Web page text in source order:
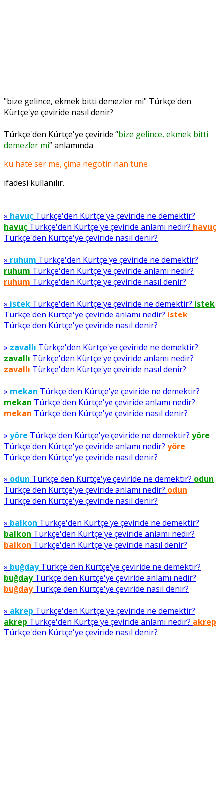
"bize gelince, ekmek bitti demezler mi" Türkçe'den
Kürtçe'ye çeviride nasıl denir?
Türkçe'den Kürtçe'ye çeviride “bize gelince, ekmek bitti
demezler mi” anlamında
ku hate ser me, çima negotin nan tune
ifadesi kullanılır.
» havuç Türkçe'den Kürtçe'ye çeviride ne demektir?
havuç Türkçe'den Kürtçe'ye çeviride anlamı nedir? havuç
Türkçe'den Kürtçe'ye çeviride nasıl denir?
» ruhum Türkçe'den Kürtçe'ye çeviride ne demektir?
ruhum Türkçe'den Kürtçe'ye çeviride anlamı nedir?
ruhum Türkçe'den Kürtçe'ye çeviride nasıl denir?
» istek Türkçe'den Kürtçe'ye çeviride ne demektir? istek
Türkçe'den Kürtçe'ye çeviride anlamı nedir? istek
Türkçe'den Kürtçe'ye çeviride nasıl denir?
» zavallı Türkçe'den Kürtçe'ye çeviride ne demektir?
zavallı Türkçe'den Kürtçe'ye çeviride anlamı nedir?
zavallı Türkçe'den Kürtçe'ye çeviride nasıl denir?
» mekan Türkçe'den Kürtçe'ye çeviride ne demektir?
mekan Türkçe'den Kürtçe'ye çeviride anlamı nedir?
mekan Türkçe'den Kürtçe'ye çeviride nasıl denir?
» yöre Türkçe'den Kürtçe'ye çeviride ne demektir? yöre
Türkçe'den Kürtçe'ye çeviride anlamı nedir? yöre
Türkçe'den Kürtçe'ye çeviride nasıl denir?
» odun Türkçe'den Kürtçe'ye çeviride ne demektir? odun
Türkçe'den Kürtçe'ye çeviride anlamı nedir? odun
Türkçe'den Kürtçe'ye çeviride nasıl denir?
» balkon Türkçe'den Kürtçe'ye çeviride ne demektir?
balkon Türkçe'den Kürtçe'ye çeviride anlamı nedir?
balkon Türkçe'den Kürtçe'ye çeviride nasıl denir?
» buğdayTürkçe'den Kürtçe'ye çeviride ne demektir?
buğdayTürkçe'den Kürtçe'ye çeviride anlamı nedir?
buğdayTürkçe'den Kürtçe'ye çeviride nasıl denir?
» akrep Türkçe'den Kürtçe'ye çeviride ne demektir?
akrep Türkçe'den Kürtçe'ye çeviride anlamı nedir? akrep
Türkçe'den Kürtçe'ye çeviride nasıl denir?